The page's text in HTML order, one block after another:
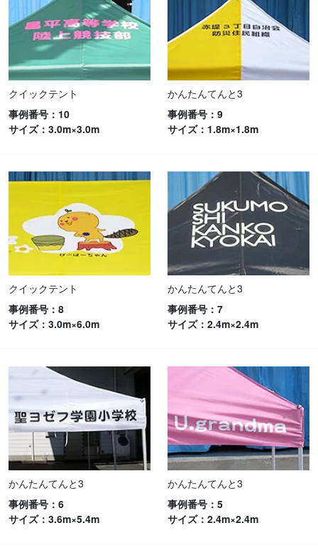
クイックテント
事例番号：10
サイズ：3.0m×3.0m
かんたんてんと3
事例番号：9
サイズ：1.8m×1.8m
クイックテント
事例番号：8
サイズ：3.0m×6.0m
かんたんてんと3
事例番号：7
サイズ：2.4m×2.4m
かんたんてんと3
事例番号：6
サイズ：3.6m×5.4m
かんたんてんと3
事例番号：5
サイズ：2.4m×2.4m